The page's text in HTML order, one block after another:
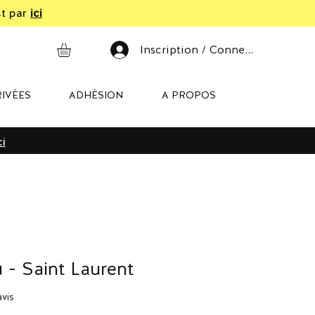
par ici
Inscription / Connexion
ADHÉSION A PROPOS
- Saint Laurent
cinq étoiles selon 1 avis